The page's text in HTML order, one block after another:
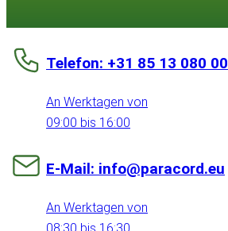
Telefon: +31 85 13 080 00
An Werktagen von
09:00 bis 16:00
E-Mail: info@paracord.eu
An Werktagen von